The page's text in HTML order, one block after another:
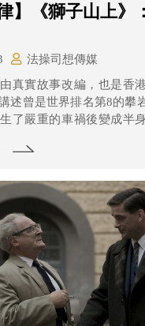
】《獅子山上》
法操司想傳媒
由真實故事改編，也是香
述曾是世界排名第8的攀
了嚴重的車禍後變成半
的意義，也發現就算處